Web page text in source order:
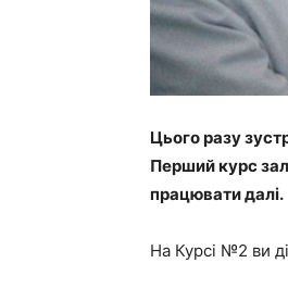
Цього разу
Перший курс
працювати далі.
На Курсі №2 ви